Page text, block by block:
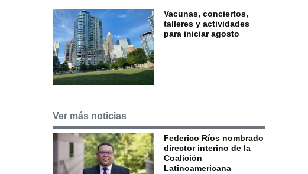
Vacunas, conciertos,
talleres y actividades
para iniciar agosto
Ver más noticias
Federico Ríos nombrado
director interino de la
Coalición
Latinoamericana